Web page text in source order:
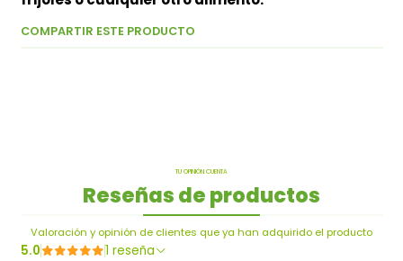
COMPARTIR ESTE PRODUCTO
TU OPINIÓN CUENTA
Reseñas de productos
Valoración y opinión de clientes que ya han adquirido el producto
5.0 1 reseña